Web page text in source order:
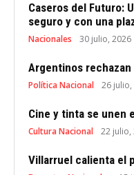
Caseros del Futuro:
seguro y con una
Nacionales 30 julio, 2026
Argentinos rechazan
Política Nacional 26 julio,
Cine y tinta se unen
Cultura Nacional 22 julio,
Villarruel calienta el